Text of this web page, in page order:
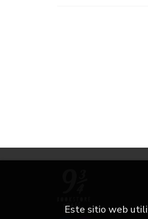
Este sitio web